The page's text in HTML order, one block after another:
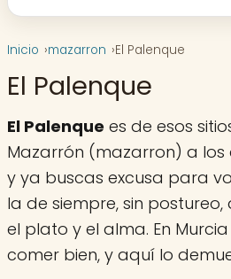
Inicio mazarron El Palenque
El Palenque
El Palenque es de esos
Mazarrón (mazarron) a los
y ya buscas excusa para
la de siempre, sin
el plato y el alma. En
comer bien, y aquí lo